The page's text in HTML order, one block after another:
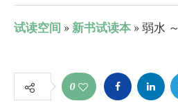
试读空间 »新书试读本 » 弱水
0